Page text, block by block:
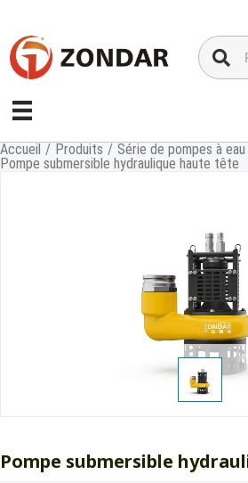
contenu
Accueil / Produits / Série de pompes à
Pompe submersible hydraulique haute tête
Pompe submersible